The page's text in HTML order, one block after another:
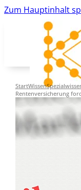
Zum Hauptinhalt
StartWissen
Rentenversicherung